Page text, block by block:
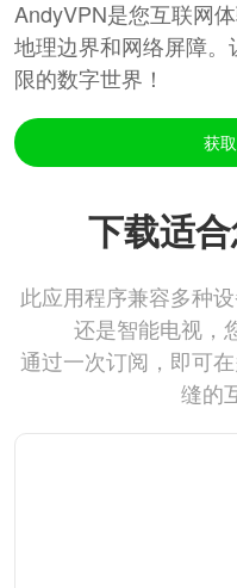
AndyVPN是您互联网
地理边界和网络屏障
限的数字世界！
获
下载适
此应用程序兼容多种
还是智能电视，
通过一次订阅，即可
缝的